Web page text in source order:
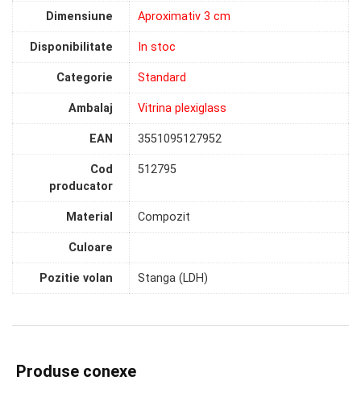
Dimensiune Aproximativ 3 cm
Disponibilitate In stoc
Categorie Standard
Ambalaj Vitrina plexiglass
EAN 3551095127952
Cod
producator
512795
Material Compozit
Culoare
Pozitie volan Stanga (LDH)
Produse conexe